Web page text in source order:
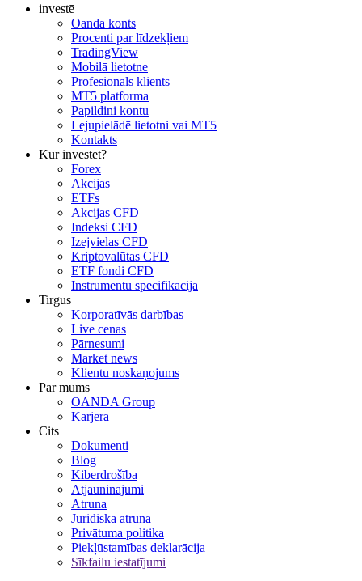
investē
Oanda konts
Procenti par līdzekļiem
TradingView
Mobilā lietotne
Profesionāls klients
MT5 platforma
Papildini kontu
Lejupielādē lietotni vai MT5
Kontakts
Kur investēt?
Forex
Akcijas
ETFs
Akcijas CFD
Indeksi CFD
Izejvielas CFD
Kriptovalūtas CFD
ETF fondi CFD
Instrumentu specifikācija
Tirgus
Korporatīvās darbības
Live cenas
Pārnesumi
Market news
Klientu noskaņojums
Par mums
OANDA Group
Karjera
Cits
Dokumenti
Blog
Kiberdrošība
Atjauninājumi
Atruna
Juridiska atruna
Privātuma politika
Piekļūstamības deklarācija
Sīkfailu iestatījumi